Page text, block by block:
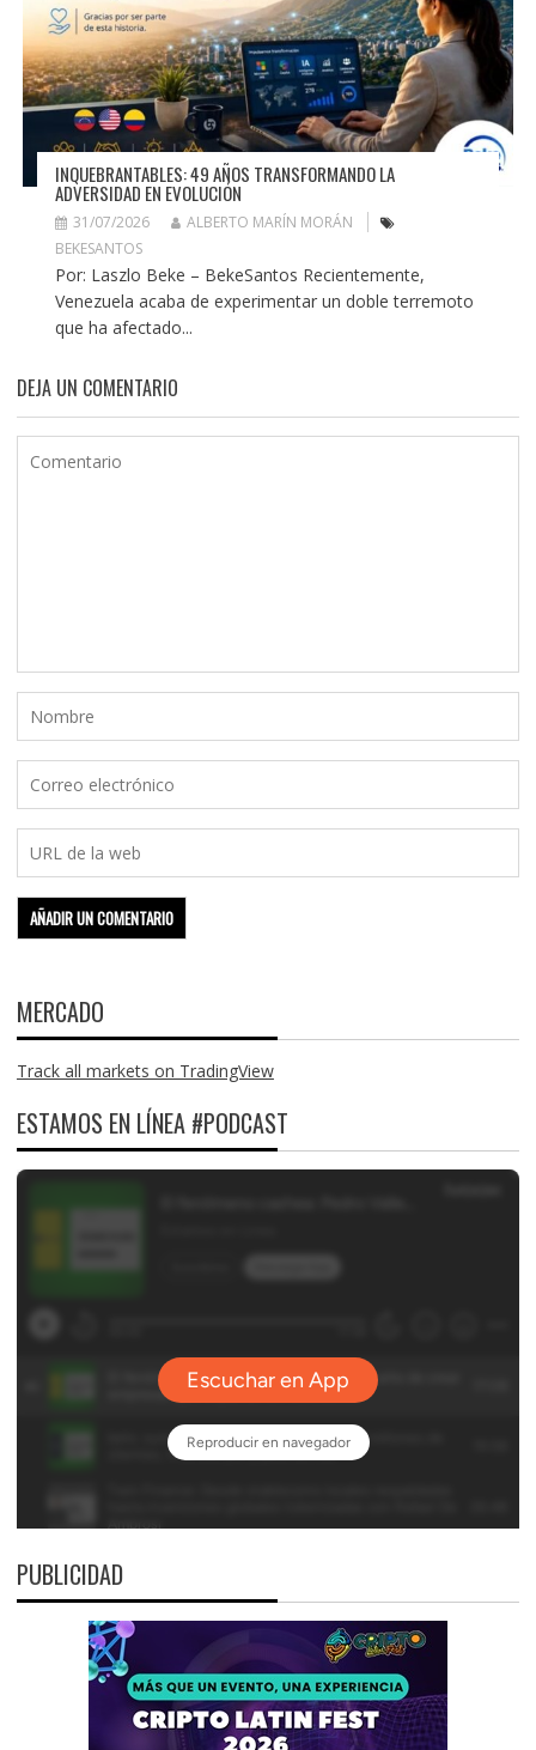
INQUEBRANTABLES: 49 AÑOS TRANSFORMANDO LA
ADVERSIDAD EN EVOLUCIÓN
31/07/2026
ALBERTO MARÍN MORÁN
BEKESANTOS
Por: Laszlo Beke – BekeSantos Recientemente,
Venezuela acaba de experimentar un doble terremoto
que ha afectado...
DEJA UN COMENTARIO
MERCADO
Track all markets on TradingView
ESTAMOS EN LÍNEA #PODCAST
PUBLICIDAD